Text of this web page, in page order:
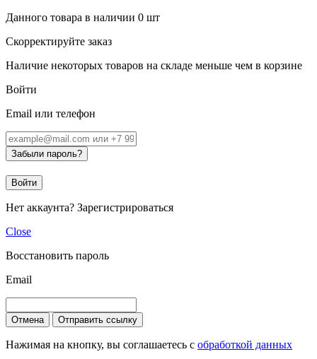
Данного товара в наличии 0 шт
Скорректируйте заказ
Наличие некоторых товаров на складе меньше чем в корзине
Войти
Email или телефон
Забыли пароль?
Войти
Нет аккаунта? Зарегистрироваться
Close
Восстановить пароль
Email
Отмена Отправить ссылку
Нажимая на кнопку, вы соглашаетесь с обработкой данных